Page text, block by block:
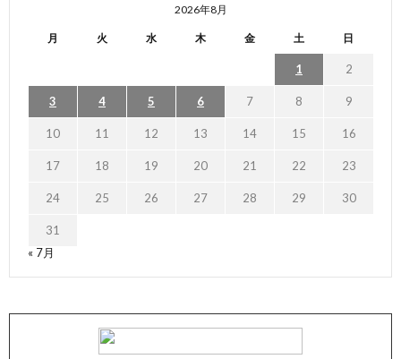
2026年8月
月 火 水 木 金 土 日
1 2
3 4 5 6 7 8 9
10 11 12 13 14 15 16
17 18 19 20 21 22 23
24 25 26 27 28 29 30
31
« 7月